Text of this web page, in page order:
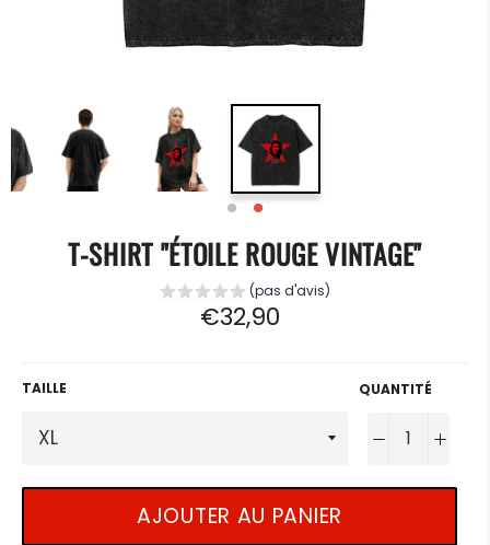
T-SHIRT "ÉTOILE ROUGE VINTAGE"
(pas d'avis)
Prix
régulier
€32,90
TAILLE QUANTITÉ
− +
AJOUTER AU PANIER